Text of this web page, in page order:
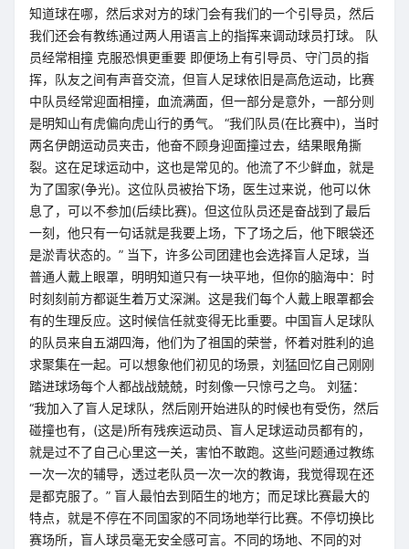
知道球在哪，然后求对方的球门会有我们的一个引导员，然后
我们还会有教练通过两人用语言上的指挥来调动球员打球。 队
员经常相撞 克服恐惧更重要 即便场上有引导员、守门员的指
挥，队友之间有声音交流，但盲人足球依旧是高危运动，比赛
中队员经常迎面相撞，血流满面，但一部分是意外，一部分则
是明知山有虎偏向虎山行的勇气。 “我们队员(在比赛中)，当时
两名伊朗运动员夹击，他奋不顾身迎面撞过去，结果眼角撕
裂。这在足球运动中，这也是常见的。他流了不少鲜血，就是
为了国家(争光)。这位队员被抬下场，医生过来说，他可以休
息了，可以不参加(后续比赛)。但这位队员还是奋战到了最后
一刻，他只有一句话就是我要上场，下了场之后，他下眼袋还
是淤青状态的。” 当下，许多公司团建也会选择盲人足球，当
普通人戴上眼罩，明明知道只有一块平地，但你的脑海中：时
时刻刻前方都诞生着万丈深渊。这是我们每个人戴上眼罩都会
有的生理反应。这时候信任就变得无比重要。中国盲人足球队
的队员来自五湖四海，他们为了祖国的荣誉，怀着对胜利的追
求聚集在一起。可以想象他们初见的场景，刘猛回忆自己刚刚
踏进球场每个人都战战兢兢，时刻像一只惊弓之鸟。 刘猛：
“我加入了盲人足球队，然后刚开始进队的时候也有受伤，然后
碰撞也有，(这是)所有残疾运动员、盲人足球运动员都有的，
就是过不了自己心里这一关，害怕不敢跑。这些问题通过教练
一次一次的辅导，透过老队员一次一次的教诲，我觉得现在还
是都克服了。” 盲人最怕去到陌生的地方；而足球比赛最大的
特点，就是不停在不同国家的不同场地举行比赛。不停切换比
赛场所，盲人球员毫无安全感可言。不同的场地、不同的对